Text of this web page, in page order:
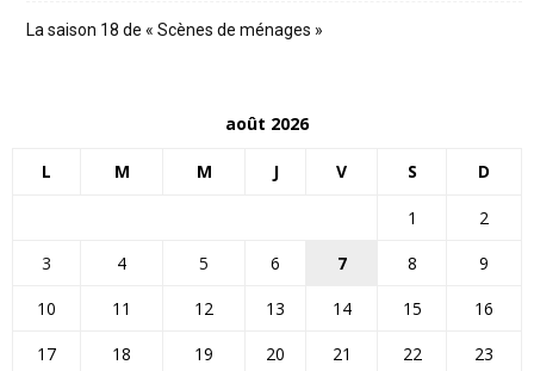
La saison 18 de « Scènes de ménages »
août 2026
L M M J V S D
1
2
3
4 5 6 7 8
9
10
11 12 13 14 15
16
17
18 19 20 21 22
23